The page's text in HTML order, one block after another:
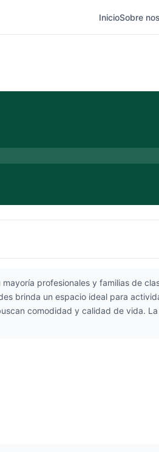
InicioSobre
profesionales y familias de
brinda un espacio ideal para
comodidad y calidad de vida.